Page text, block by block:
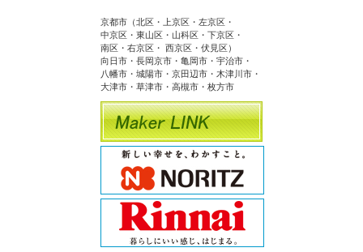
京都市（北区・上京区・左京区・
中京区・東山区・山科区・下京区・
南区・右京区・ 西京区・伏見区）
向日市・長岡京市・亀岡市・宇治市・
八幡市・城陽市・京田辺市・木津川市・
大津市・草津市・高槻市・枚方市